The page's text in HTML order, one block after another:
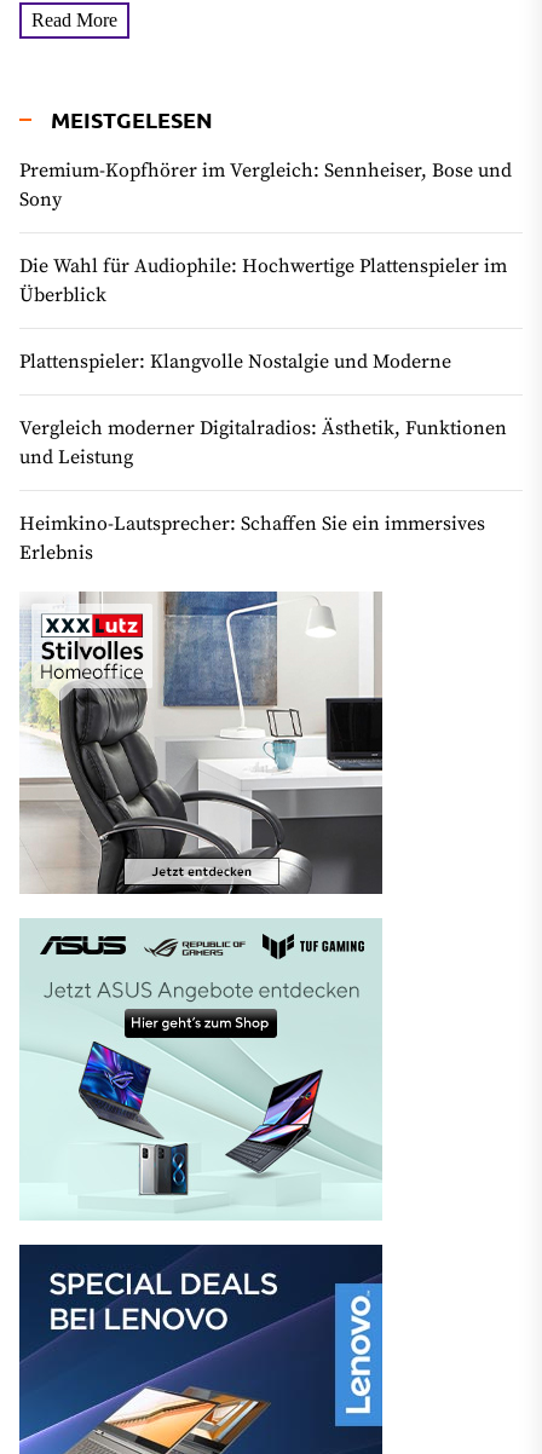
Read More
MEISTGELESEN
Premium-Kopfhörer im Vergleich: Sennheiser, Bose und
Sony
Die Wahl für Audiophile: Hochwertige Plattenspieler im
Überblick
Plattenspieler: Klangvolle Nostalgie und Moderne
Vergleich moderner Digitalradios: Ästhetik, Funktionen
und Leistung
Heimkino-Lautsprecher: Schaffen Sie ein immersives
Erlebnis